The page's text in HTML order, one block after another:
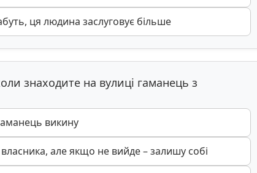
ця людина заслуговує більше
знаходите на вулиці гаманець з
викину
але якщо не вийде – залишу собі